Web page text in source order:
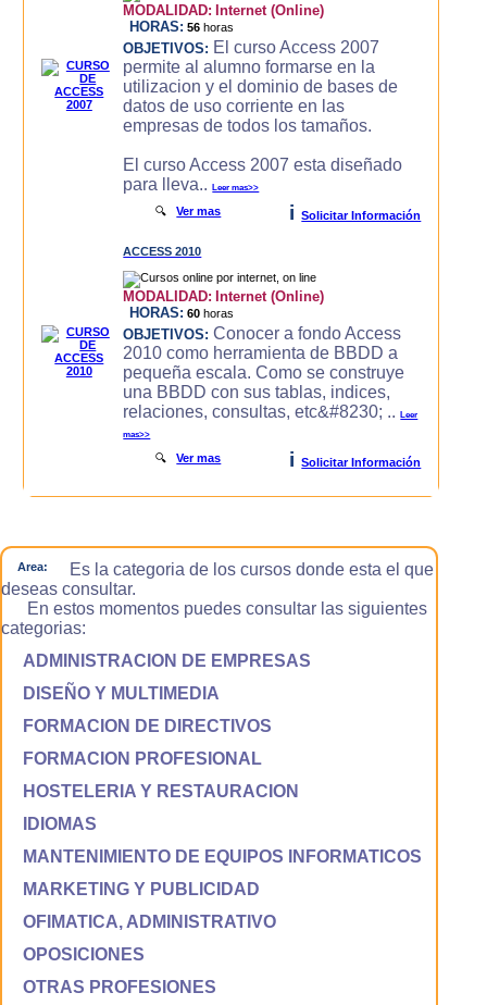
MODALIDAD: Internet (Online)
HORAS: 56 horas
OBJETIVOS: El curso Access 2007
permite al alumno formarse en la
utilizacion y el dominio de bases de
datos de uso corriente en las
empresas de todos los tamaños.
El curso Access 2007 esta diseñado
para lleva..Leer mas>>
🔍Ver mas i Solicitar Información
ACCESS 2010
MODALIDAD: Internet (Online)
HORAS: 60 horas
OBJETIVOS: Conocer a fondo Access
2010 como herramienta de BBDD a
pequeña escala. Como se construye
una BBDD con sus tablas, indices,
relaciones, consultas, etc&#8230; ..Leer
mas>>
🔍Ver mas i Solicitar Información
Area:
Es la categoria de los cursos donde esta el que
deseas consultar.
En estos momentos puedes consultar las siguientes
categorias:
ADMINISTRACION DE EMPRESAS
DISEÑO Y MULTIMEDIA
FORMACION DE DIRECTIVOS
FORMACION PROFESIONAL
HOSTELERIA Y RESTAURACION
IDIOMAS
MANTENIMIENTO DE EQUIPOS INFORMATICOS
MARKETING Y PUBLICIDAD
OFIMATICA, ADMINISTRATIVO
OPOSICIONES
OTRAS PROFESIONES